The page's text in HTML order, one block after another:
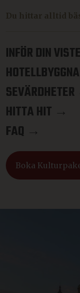
Du hittar alltid
INFÖR DIN
HITTA HIT →
FAQ →
Boka